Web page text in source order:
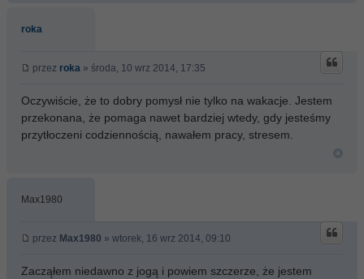
roka
przez roka » środa, 10 wrz 2014, 17:35
Oczywiście, że to dobry pomysł nie tylko na wakacje. Jestem
przekonana, że pomaga nawet bardziej wtedy, gdy jesteśmy
przytłoczeni codziennością, nawałem pracy, stresem.
Max1980
przez Max1980 » wtorek, 16 wrz 2014, 09:10
Zacząłem niedawno z jogą i powiem szczerze, że jestem